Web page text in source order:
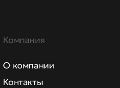
Компания
О компании
Контакты